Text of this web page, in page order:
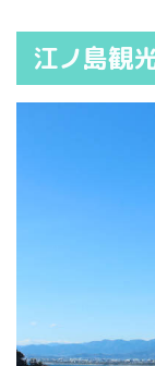
江ノ島観